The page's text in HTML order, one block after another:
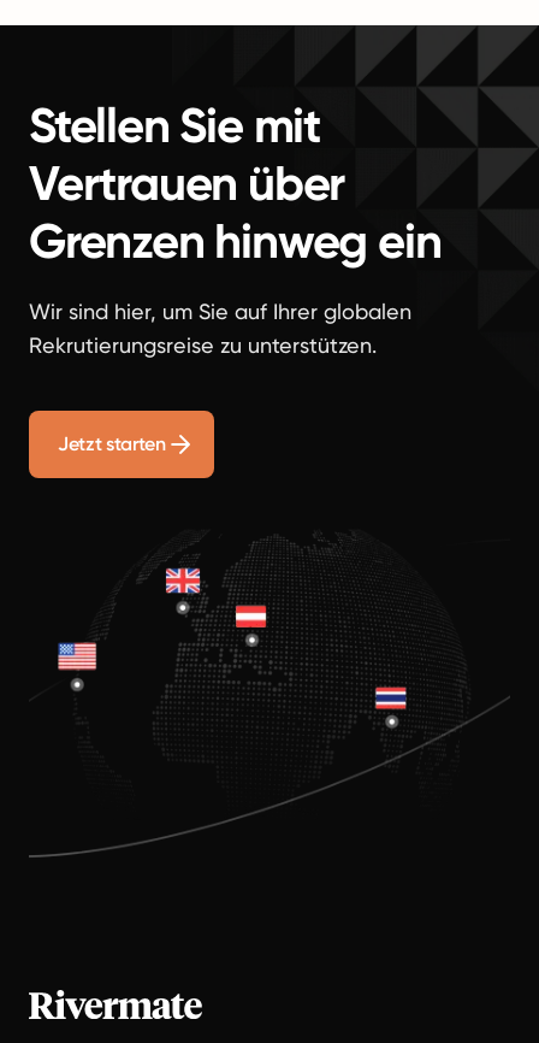
Stellen Sie mit
Vertrauen über
Grenzen hinweg ein
Wir sind hier, um Sie auf Ihrer globalen
Rekrutierungsreise zu unterstützen.
Jetzt starten